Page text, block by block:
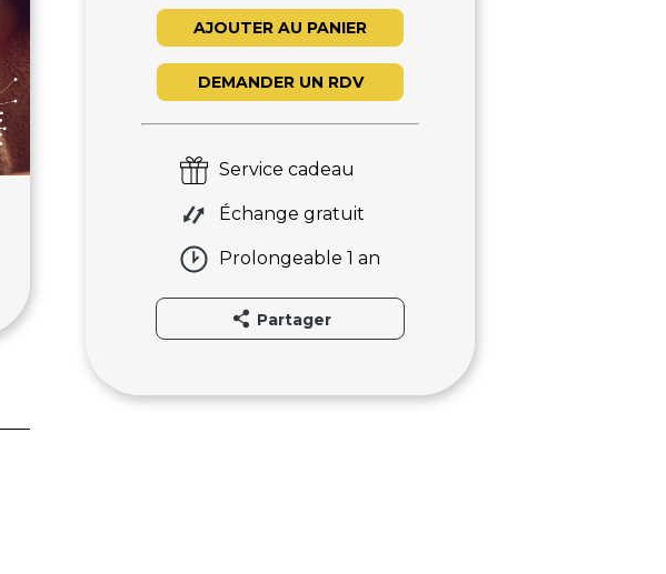
AJOUTER AU PANIER
DEMANDER UN RDV
Service cadeau
Échange gratuit
Prolongeable 1 an
Partager